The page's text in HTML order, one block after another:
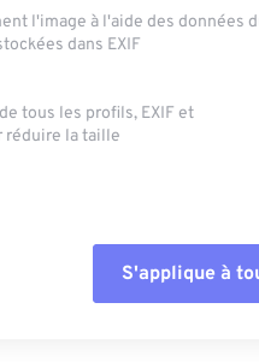
l'image à l'aide des données
dans EXIF
tous les profils, EXIF ​​et
réduire la taille
S'applique à